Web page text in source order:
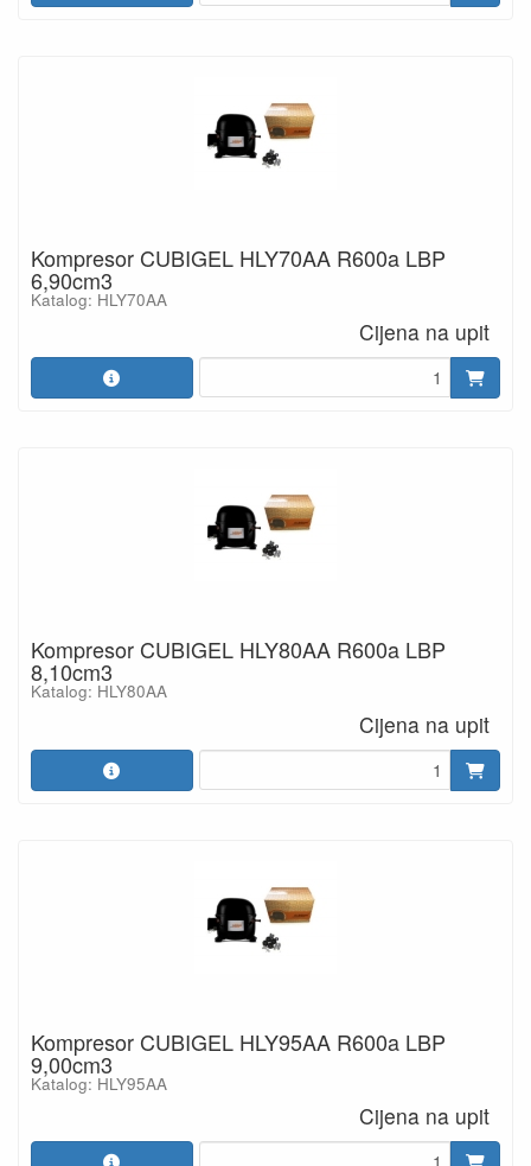
Kompresor CUBIGEL HLY70AA R600a LBP
6,90cm3
Katalog: HLY70AA
Cijena na upit
Kompresor CUBIGEL HLY80AA R600a LBP
8,10cm3
Katalog: HLY80AA
Cijena na upit
Kompresor CUBIGEL HLY95AA R600a LBP
9,00cm3
Katalog: HLY95AA
Cijena na upit